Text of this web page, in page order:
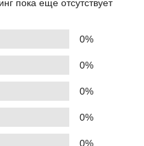
пока еще отсутствует
0%
0%
0%
0%
0%